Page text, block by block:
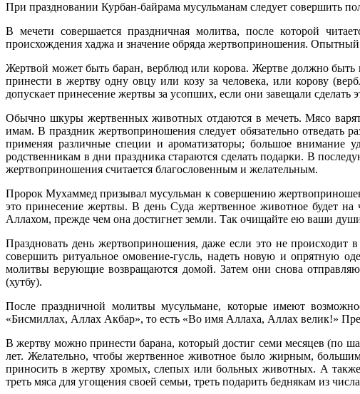
При праздновании Курбан-байрама мусульманам следует совершить
В мечети совершается праздничная молитва, после которой
происхождения хаджа и значение обряда жертвоприношения.
Жертвой может быть баран, верблюд или корова. Жертве должно быть
принести в жертву одну овцу или козу за человека, или корову
допускает принесение жертвы за усопших, если они завещали сделать
Обычно шкуры жертвенных животных отдаются в мечеть. Мясо
имам. В праздник жертвоприношения следует обязательно отведать
применяя различные специи и ароматизаторы; большое внимание
родственникам в дни праздника стараются сделать подарки. В
жертвоприношения считается благословенным и желательным.
Пророк Мухаммед призывал мусульман к совершению
это принесение жертвы. В день Суда жертвенное животное будет
Аллахом, прежде чем она достигнет земли. Так очищайте ею ваши
Праздновать день жертвоприношения, даже если это не
совершить ритуальное омовение-гусль, надеть новую и опрятную
молитвы верующие возвращаются домой. Затем они снова
(хутбу).
После праздничной молитвы мусульмане, которые имеют
«Бисмиллах, Аллах Акбар», то есть «Во имя Аллаха, Аллах велик!»
В жертву можно принести барана, который достиг семи месяцев (по
лет. Желательно, чтобы жертвенное животное было жирным,
приносить в жертву хромых, слепых или больных животных. А
треть мяса для угощения своей семьи, треть подарить беднякам из